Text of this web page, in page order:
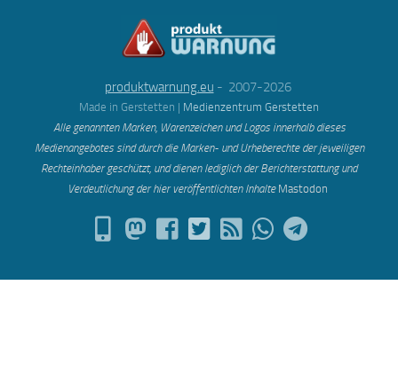
produktwarnung.eu - 2007-2026
Made in Gerstetten | Medienzentrum Gerstetten
Alle genannten Marken, Warenzeichen und Logos innerhalb dieses
Medienangebotes sind durch die Marken- und Urheberechte der jeweiligen
Rechteinhaber geschützt, und dienen lediglich der Berichterstattung und
Verdeutlichung der hier veröffentlichten Inhalte Mastodon